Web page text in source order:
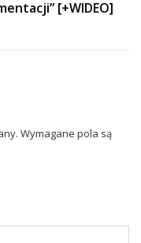
[+WIDEO]
Wymagane pola są